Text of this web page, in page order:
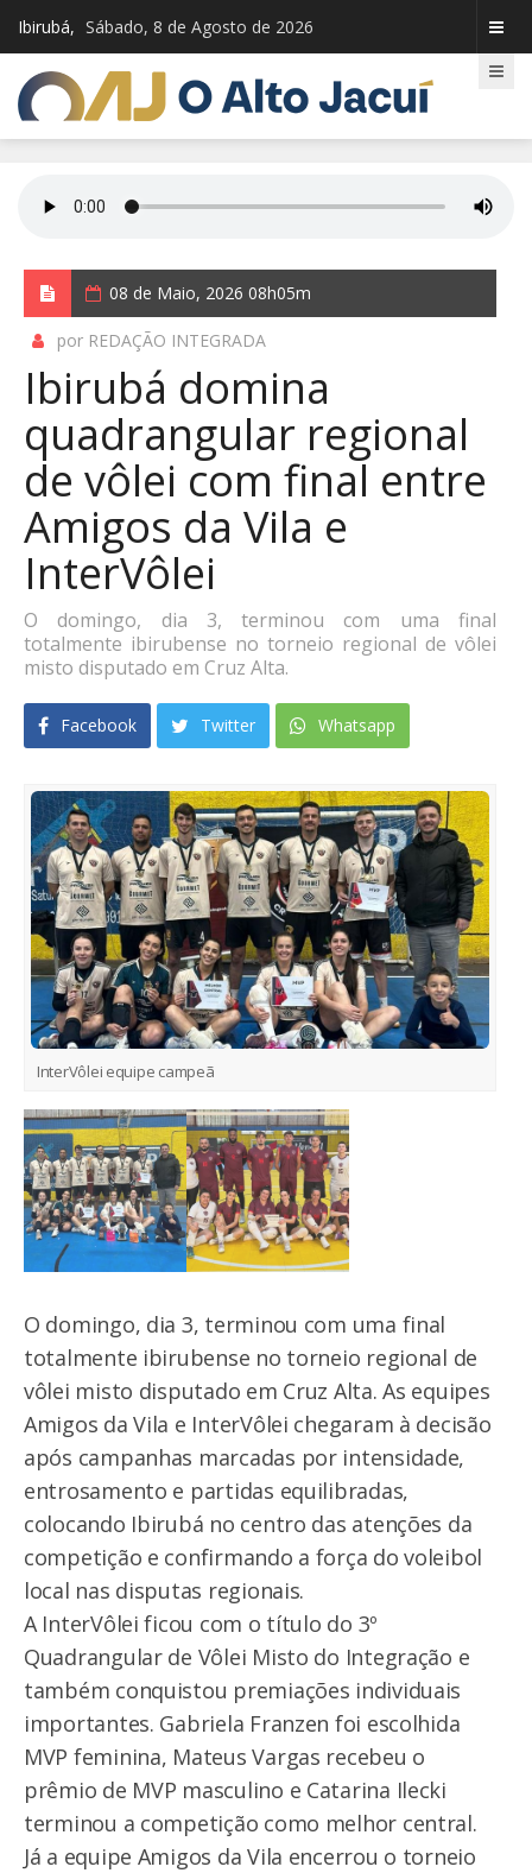
Ibirubá, Sábado, 8 de Agosto de 2026
08 de Maio, 2026 08h05m
por REDAÇÃO INTEGRADA
Ibirubá domina
quadrangular regional
de vôlei com final entre
Amigos da Vila e
InterVôlei
O domingo, dia 3, terminou com uma final
totalmente ibirubense no torneio regional de vôlei
misto disputado em Cruz Alta.
Facebook Twitter Whatsapp
InterVôlei equipe campeã
O domingo, dia 3, terminou com uma final
totalmente ibirubense no torneio regional de
vôlei misto disputado em Cruz Alta. As equipes
Amigos da Vila e InterVôlei chegaram à decisão
após campanhas marcadas por intensidade,
entrosamento e partidas equilibradas,
colocando Ibirubá no centro das atenções da
competição e confirmando a força do voleibol
local nas disputas regionais.
A InterVôlei ficou com o título do 3º
Quadrangular de Vôlei Misto do Integração e
também conquistou premiações individuais
importantes. Gabriela Franzen foi escolhida
MVP feminina, Mateus Vargas recebeu o
prêmio de MVP masculino e Catarina Ilecki
terminou a competição como melhor central.
Já a equipe Amigos da Vila encerrou o torneio